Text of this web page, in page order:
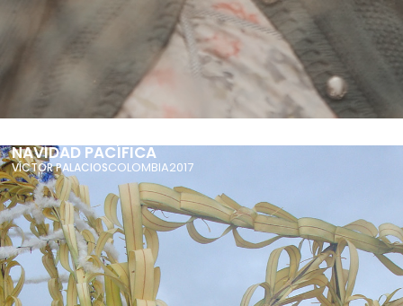
NAVIDAD PACÍFICA
VÍCTOR PALACIOSCOLOMBIA2017